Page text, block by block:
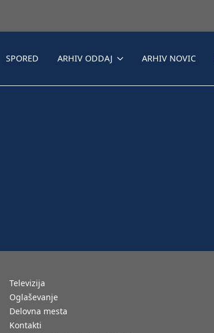
SPORED ARHIV ODDAJ ARHIV NOVIC
Televizija
Oglaševanje
Delovna mesta
Kontakti